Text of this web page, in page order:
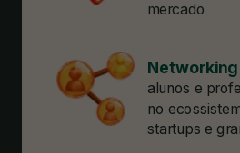
mercado
alunos e
no
startups e